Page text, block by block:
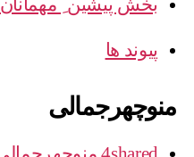
بخش پیشین ِ مهمانان
پیوند ها
منوچهرجمالی